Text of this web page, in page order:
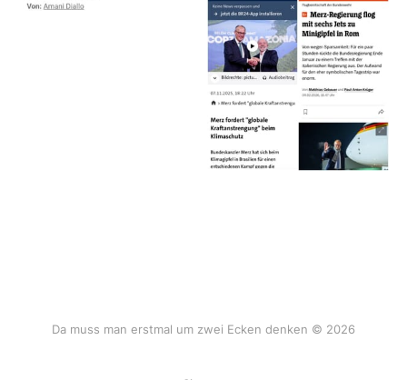
Da muss man erstmal um zwei Ecken denken © 2026